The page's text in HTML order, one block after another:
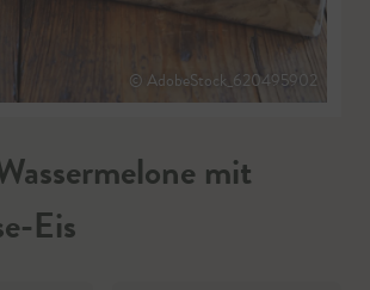
© AdobeStock_620495902
mit
Eis